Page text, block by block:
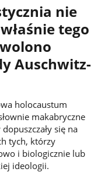
nie
tego
Auschwitz-
holocaustum
makabryczne
się na
tych, którzy
i biologicznie lub
ideologii.